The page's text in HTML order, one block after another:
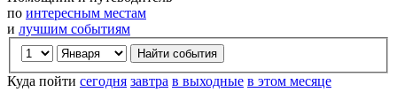
по интересным местам
и лучшим событиям
Куда пойти сегодня завтра в выходные в этом месяце